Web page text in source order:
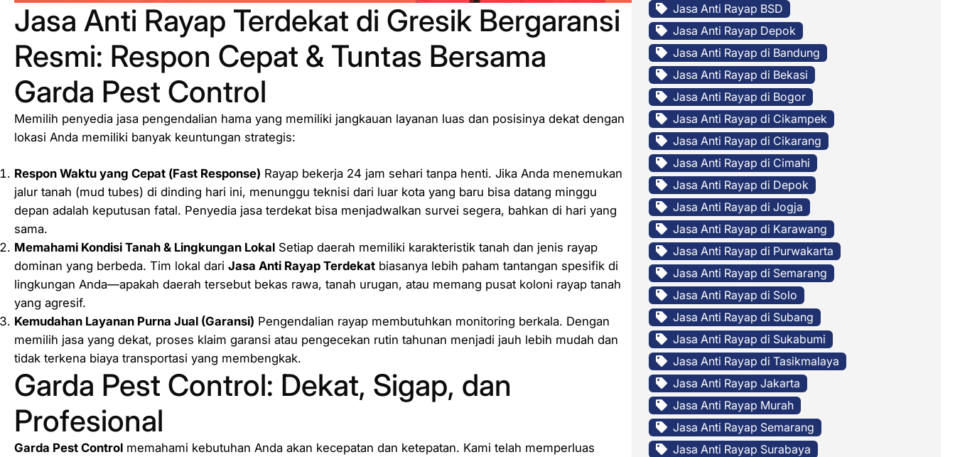
Jasa Anti Rayap Terdekat di Gresik Bergaransi
Resmi: Respon Cepat & Tuntas Bersama
Garda Pest Control
Memilih penyedia jasa pengendalian hama yang memiliki jangkauan layanan luas dan posisinya dekat dengan
lokasi Anda memiliki banyak keuntungan strategis:
Respon Waktu yang Cepat (Fast Response) Rayap bekerja 24 jam sehari tanpa henti. Jika Anda menemukan
jalur tanah (mud tubes) di dinding hari ini, menunggu teknisi dari luar kota yang baru bisa datang minggu
depan adalah keputusan fatal. Penyedia jasa terdekat bisa menjadwalkan survei segera, bahkan di hari yang
sama.
Memahami Kondisi Tanah & Lingkungan Lokal Setiap daerah memiliki karakteristik tanah dan jenis rayap
dominan yang berbeda. Tim lokal dari Jasa Anti Rayap Terdekat biasanya lebih paham tantangan spesifik di
lingkungan Anda—apakah daerah tersebut bekas rawa, tanah urugan, atau memang pusat koloni rayap tanah
yang agresif.
Kemudahan Layanan Purna Jual (Garansi) Pengendalian rayap membutuhkan monitoring berkala. Dengan
memilih jasa yang dekat, proses klaim garansi atau pengecekan rutin tahunan menjadi jauh lebih mudah dan
tidak terkena biaya transportasi yang membengkak.
Garda Pest Control: Dekat, Sigap, dan
Profesional
Garda Pest Control memahami kebutuhan Anda akan kecepatan dan ketepatan. Kami telah memperluas
Jasa Anti Rayap BSD
Jasa Anti Rayap Depok
Jasa Anti Rayap di Bandung
Jasa Anti Rayap di Bekasi
Jasa Anti Rayap di Bogor
Jasa Anti Rayap di Cikampek
Jasa Anti Rayap di Cikarang
Jasa Anti Rayap di Cimahi
Jasa Anti Rayap di Depok
Jasa Anti Rayap di Jogja
Jasa Anti Rayap di Karawang
Jasa Anti Rayap di Purwakarta
Jasa Anti Rayap di Semarang
Jasa Anti Rayap di Solo
Jasa Anti Rayap di Subang
Jasa Anti Rayap di Sukabumi
Jasa Anti Rayap di Tasikmalaya
Jasa Anti Rayap Jakarta
Jasa Anti Rayap Murah
Jasa Anti Rayap Semarang
Jasa Anti Rayap Surabaya